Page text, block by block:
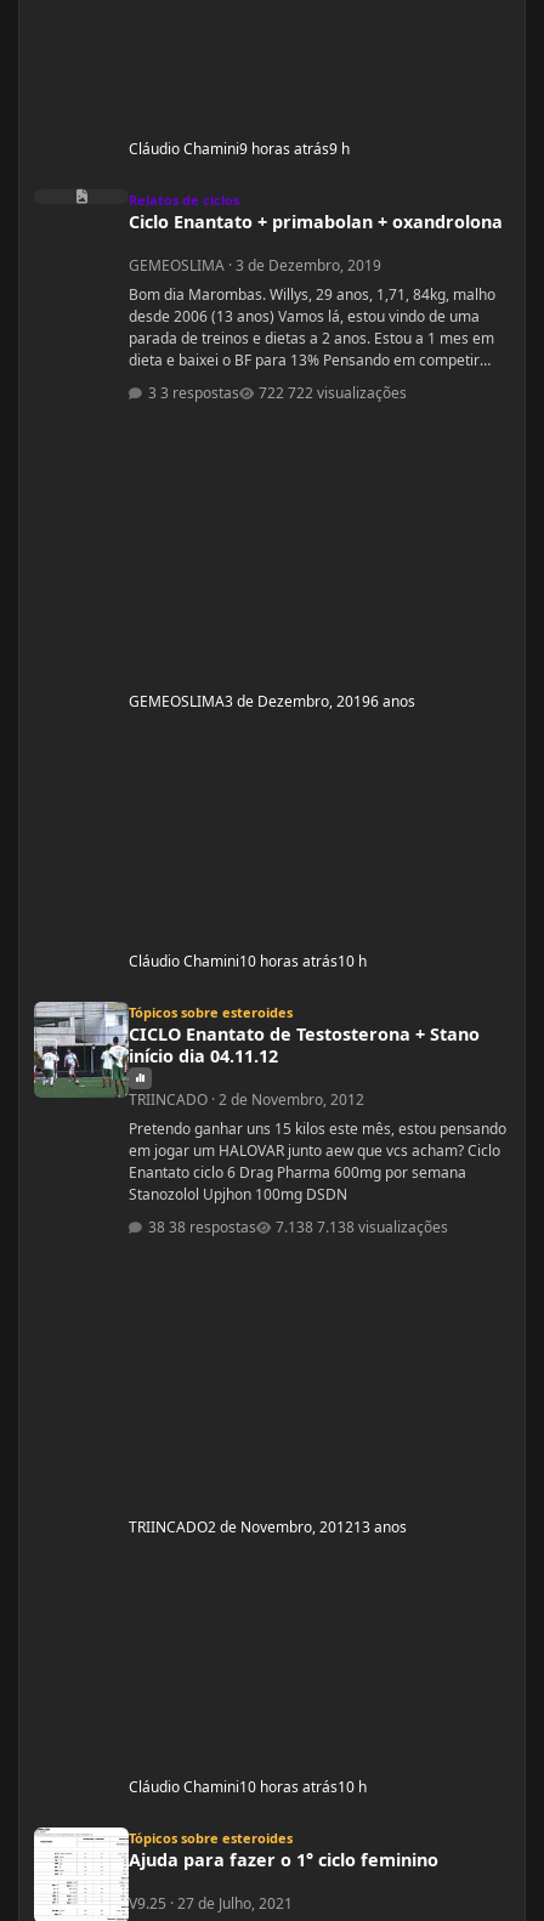
Cláudio Chamini9 horas atrás9 h
Ciclo Enantato + primabolan + oxandrolona
Relatos de ciclos
Ciclo Enantato + primabolan + oxandrolona
GEMEOSLIMA ·3 de Dezembro, 2019
Bom dia Marombas. Willys, 29 anos, 1,71, 84kg, malho
desde 2006 (13 anos) Vamos lá, estou vindo de uma
parada de treinos e dietas a 2 anos. Estou a 1 mes em
dieta e baixei o BF para 13% Pensando em competir
estreantes ano que vem se tudo ocorrer bem até abril.
(Secar e corrigir os pontos fracos) Anexo, os exames
3 respostas 722 visualizações
GEMEOSLIMA3 de Dezembro, 20196 anos
Cláudio Chamini10 horas atrás10 h
Tópicos sobre esteroides
CICLO Enantato de Testosterona + Stano
início dia 04.11.12
TRIINCADO ·2 de Novembro, 2012
Pretendo ganhar uns 15 kilos este mês, estou pensando
em jogar um HALOVAR junto aew que vcs acham? Ciclo
Enantato ciclo 6 Drag Pharma 600mg por semana
Stanozolol Upjhon 100mg DSDN
38 respostas
7.138 visualizações
TRIINCADO2 de Novembro, 201213 anos
Cláudio Chamini10 horas atrás10 h
Ajuda para fazer o 1° ciclo feminino
Tópicos sobre esteroides
Ajuda para fazer o 1° ciclo feminino
V9.25 ·27 de Julho, 2021